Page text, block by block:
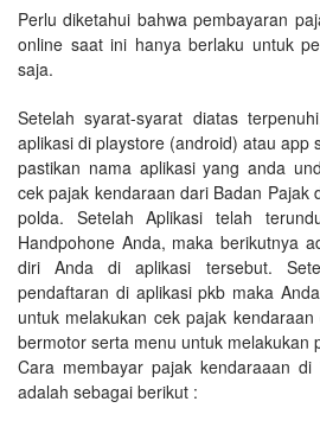
Perlu diketahui bahwa pembayaran
online saat ini hanya berlaku untuk
saja.
Setelah syarat-syarat diatas
aplikasi di playstore (android) atau app
pastikan nama aplikasi yang anda
cek pajak kendaraan dari Badan Pajak
polda. Setelah Aplikasi telah
Handpohone Anda, maka berikutnya
diri Anda di aplikasi tersebut.
pendaftaran di aplikasi pkb maka
untuk melakukan cek pajak
bermotor serta menu untuk melakukan
Cara membayar pajak kendaraaan
adalah sebagai berikut :